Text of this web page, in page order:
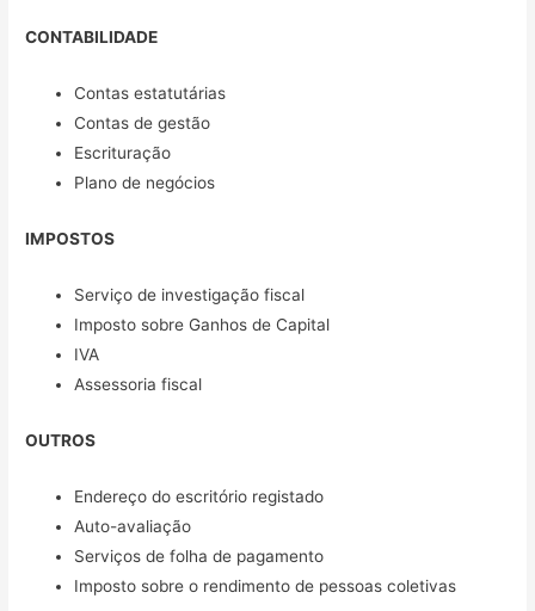
CONTABILIDADE
Contas estatutárias
Contas de gestão
Escrituração
Plano de negócios
IMPOSTOS
Serviço de investigação fiscal
Imposto sobre Ganhos de Capital
IVA
Assessoria fiscal
OUTROS
Endereço do escritório registado
Auto-avaliação
Serviços de folha de pagamento
Imposto sobre o rendimento de pessoas coletivas